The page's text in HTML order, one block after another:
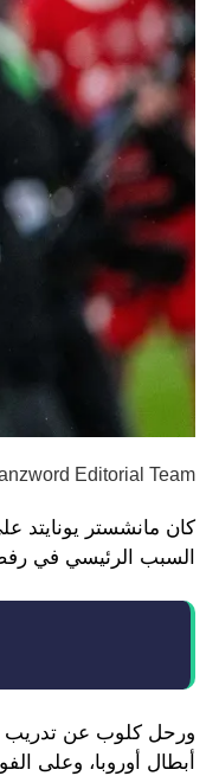
Editorial Team
كان مانشستر يونايتد
السبب الرئيسي في
أبطال أوروبا، وعلى